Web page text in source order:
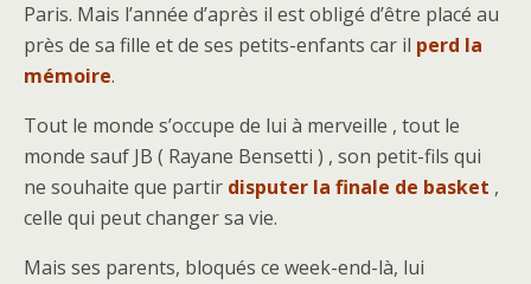
Paris. Mais l’année d’après il est obligé d’être placé au
près de sa fille et de ses petits-enfants car il perd la
mémoire.
Tout le monde s’occupe de lui à merveille , tout le
monde sauf JB ( Rayane Bensetti ) , son petit-fils qui
ne souhaite que partir disputer la finale de basket ,
celle qui peut changer sa vie.
Mais ses parents, bloqués ce week-end-là, lui